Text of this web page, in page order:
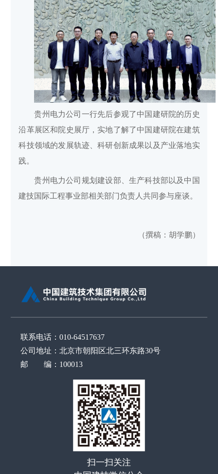
贵州电力公司一行先后参观了中国建研院的历史
沿革展区和院史展厅，实地了解了中国建研院在建筑
科技领域的发展轨迹、科研创新成果以及产业落地实
践。
贵州电力公司规划建设部、生产科技部以及中国
建技国际工程事业部相关部门负责人共同参与座谈。
（撰稿：胡学鹏）
联系电话：010-64517637
公司地址：北京市朝阳区北三环东路30号
邮 编：100013
扫一扫关注